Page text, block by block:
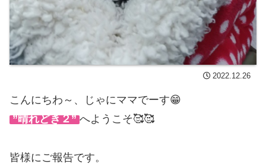
2022.12.26
こんにちわ～、じゃにママでーす😁
”晴れどき２” へようこそ🥰🥰
皆様にご報告です。